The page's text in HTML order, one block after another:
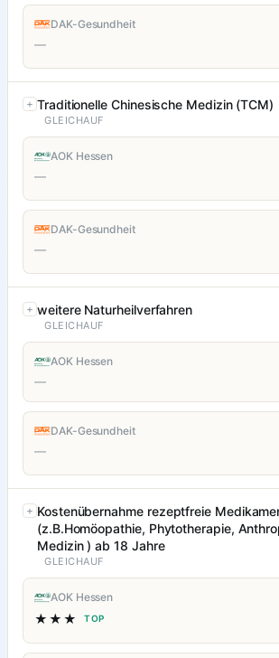
DAK-Gesundheit
—
Traditionelle Chinesische Medizin (TCM)
GLEICHAUF
AOK Hessen
—
DAK-Gesundheit
—
weitere Naturheilverfahren
GLEICHAUF
AOK Hessen
—
DAK-Gesundheit
—
Kostenübernahme rezeptfreie
(z.B.Homöopathie, Phytotherapie,
Medizin ) ab 18 Jahre
GLEICHAUF
AOK Hessen
★★★ TOP